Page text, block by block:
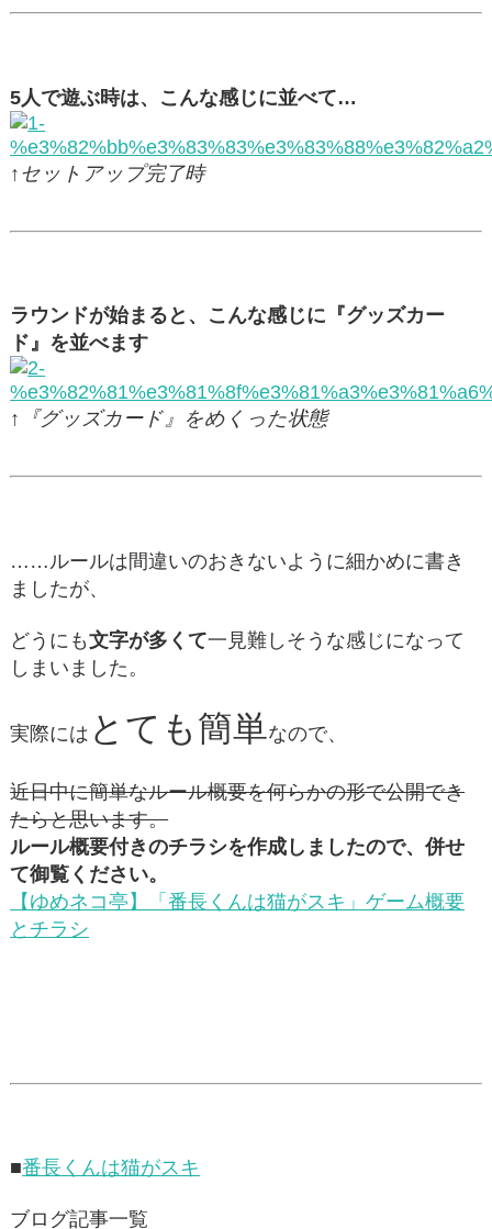
5人で遊ぶ時は、こんな感じに並べて…
↑セットアップ完了時
ラウンドが始まると、こんな感じに『グッズカー
ド』を並べます
↑『グッズカード』をめくった状態
……ルールは間違いのおきないように細かめに書き
ましたが、
どうにも文字が多くて一見難しそうな感じになって
しまいました。
実際には とても簡単なので、
近日中に簡単なルール概要を何らかの形で公開でき
たらと思います。
ルール概要付きのチラシを作成しましたので、併せ
て御覧ください。
【ゆめネコ亭】「番長くんは猫がスキ」ゲーム概要
とチラシ
■番長くんは猫がスキ
ブログ記事一覧